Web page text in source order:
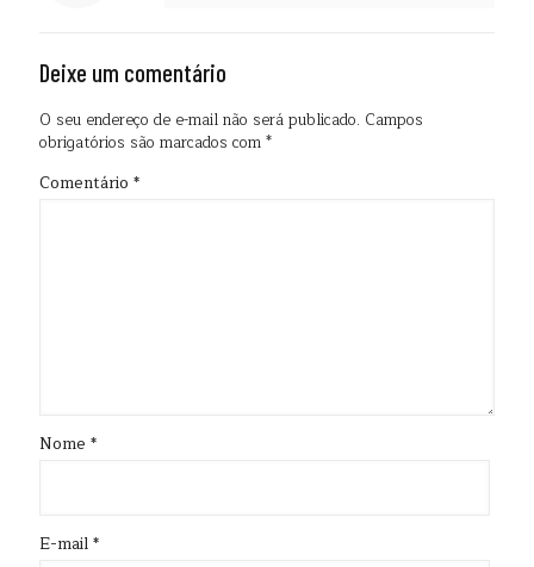
Deixe um comentário
O seu endereço de e-mail não será publicado. Campos
obrigatórios são marcados com*
Comentário *
Nome *
E-mail*